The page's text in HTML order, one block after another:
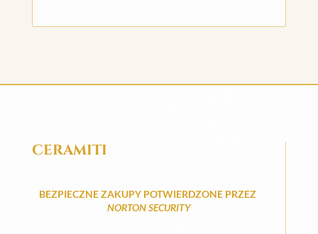
CERAMITI
BEZPIECZNE ZAKUPY POTWIERDZONE PRZEZ
NORTON SECURITY